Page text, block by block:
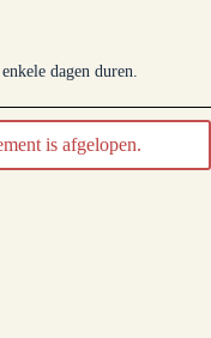
dagen duren.
is afgelopen.